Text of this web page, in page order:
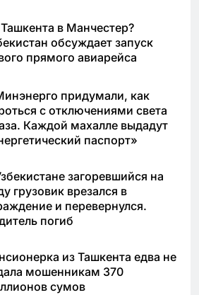
в Манчестер?
обсуждает запуск
прямого авиарейса
придумали, как
с отключениями света
Каждой махалле выдадут
паспорт»
загоревшийся на
грузовик врезался в
и перевернулся.
погиб
из Ташкента едва не
мошенникам 370
сумов